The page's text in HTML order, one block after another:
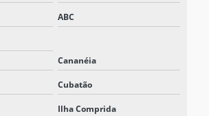
ABC
Cananéia
Cubatão
Ilha Comprida